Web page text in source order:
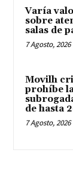
Varía
sobre
salas de
7 Agosto, 2026
Movilh
prohíbe
de hasta
7 Agosto, 2026